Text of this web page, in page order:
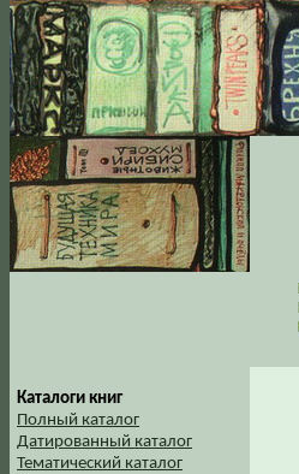
Каталоги книг
Полный каталог
Датированный каталог
Тематический каталог